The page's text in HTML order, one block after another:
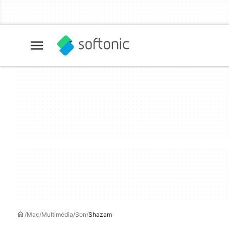
Mac Multimédia Son Shazam